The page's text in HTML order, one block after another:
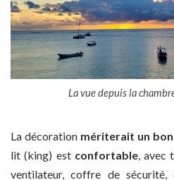
La vue depuis la
La décoration mériterait un
lit (king) estconfortable, avec
ventilateur, coffre de